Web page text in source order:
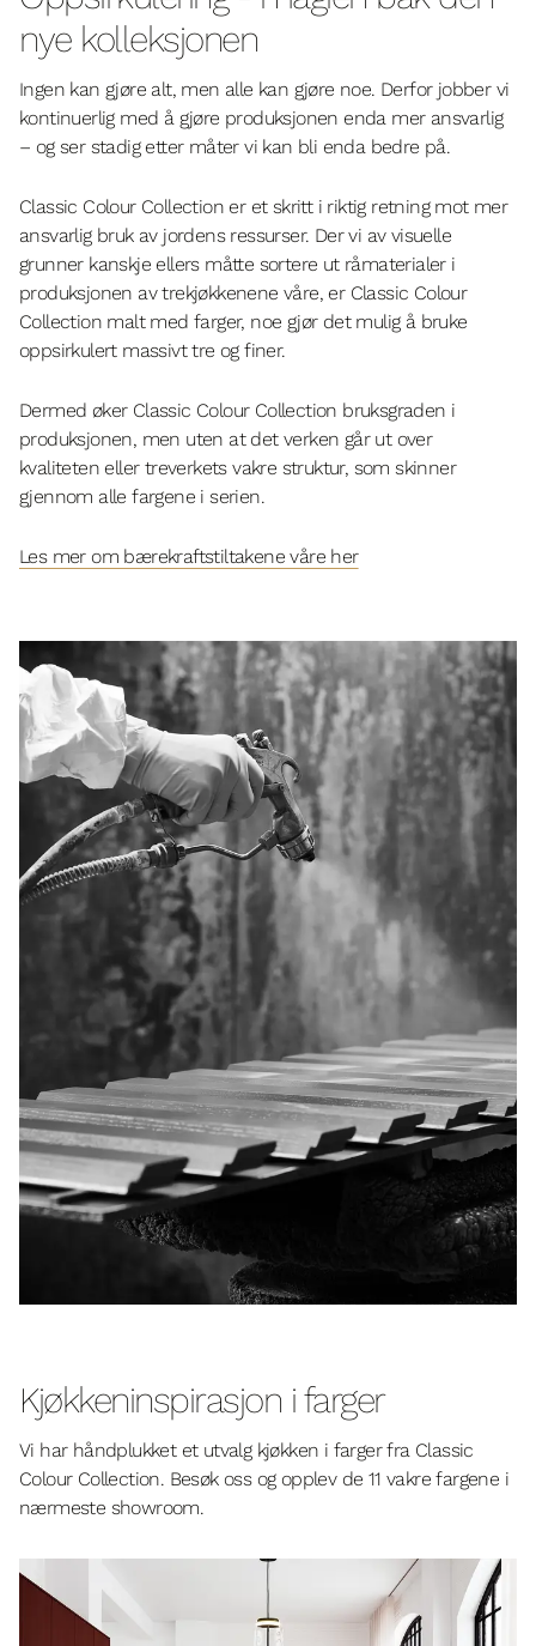
nye kolleksjonen
Ingen kan gjøre alt, men alle kan gjøre noe. Derfor jobber vi
kontinuerlig med å gjøre produksjonen enda mer ansvarlig
– og ser stadig etter måter vi kan bli enda bedre på.
Classic Colour Collection er et skritt i riktig retning mot mer
ansvarlig bruk av jordens ressurser. Der vi av visuelle
grunner kanskje ellers måtte sortere ut råmaterialer i
produksjonen av trekjøkkenene våre, er Classic Colour
Collection malt med farger, noe gjør det mulig å bruke
oppsirkulert massivt tre og finer.
Dermed øker Classic Colour Collection bruksgraden i
produksjonen, men uten at det verken går ut over
kvaliteten eller treverkets vakre struktur, som skinner
gjennom alle fargene i serien.
Les mer om bærekraftstiltakene våre her
Kjøkkeninspirasjon i farger
Vi har håndplukket et utvalg kjøkken i farger fra Classic
Colour Collection. Besøk oss og opplev de 11 vakre fargene i
nærmeste showroom.